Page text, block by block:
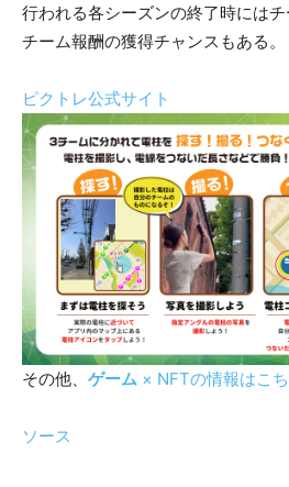
行われる各シーズンの終了時には
チーム報酬の獲得チャンスもある。
ピクトレ公式サイト
その他、 ゲーム × NFTの情報はこち
ソース